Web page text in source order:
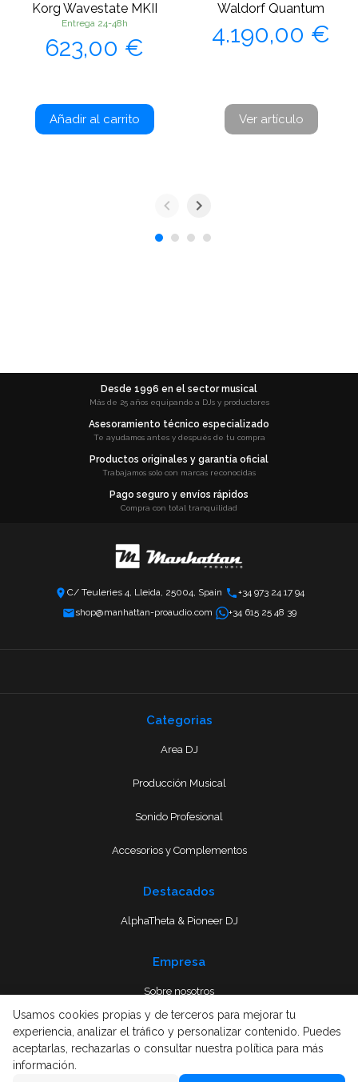
Korg Wavestate MKII
Entrega 24-48h
Precio
623,00 €
Añadir al carrito
Waldorf Quantum
Precio
4.190,00 €
Ver artículo
Desde 1996 en el sector musical
Más de 25 años equipando a DJs y productores
Asesoramiento técnico especializado
Te ayudamos antes y después de tu compra
Productos originales y garantía oficial
Trabajamos solo con marcas reconocidas
Pago seguro y envíos rápidos
Compra con total tranquilidad
C/ Teuleries 4, Lleida, 25004, Spain
+34 973 24 17 94
shop@manhattan-proaudio.com
+34 615 25 48 39
Categorias
Area DJ
Producción Musical
Sonido Profesional
Accesorios y Complementos
Destacados
AlphaTheta & Pioneer DJ
Empresa
Sobre nosotros
Usamos cookies propias y de terceros para mejorar tu
experiencia, analizar el tráfico y personalizar contenido. Puedes
aceptarlas, rechazarlas o consultar nuestra política para más
información.